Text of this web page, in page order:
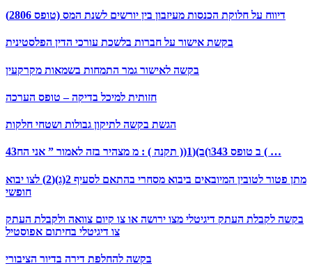
דיווח על חלוקת הכנסות מעיזבון בין יורשים לשנת המס (טופס 2806)
בקשת אישור על חברות בלשכת עורכי הדין הפלסטינית
בקשה לאישור גמר התמחות בשמאות מקרקעין
חזותית למיכל בדיקה – טופס הערכה
הגשת בקשה לתיקון גבולות ושטחי חלקות
43ב טופס 343ו)ב)(1(( תקנה ) : מ מצהיר בזה לאמור ” אני הח ( …
מתן פטור לטובין המיובאים ביבוא מסחרי בהתאם לסעיף 2(ג)(2) לצו יבוא
חופשי
בקשה לקבלת העתק דיגיטלי מצו ירושה או צו קיום צוואה ולקבלת העתק
צו דיגיטלי בחיתום אפוסטיל
בקשה להחלפת דירה בדיור הציבורי